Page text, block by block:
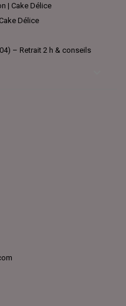
| Cake Délice
Délice
– Retrait 2 h & conseils